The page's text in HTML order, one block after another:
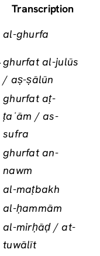
Transcription
al-ghurfa
ghurfat al-julūs
/ aṣ-ṣālūn
ghurfat aṭ-
ṭaʿām / as-
sufra
ghurfat an-
nawm
al-maṭbakh
al-ḥammām
al-mirḥāḍ / at-
tuwālīt